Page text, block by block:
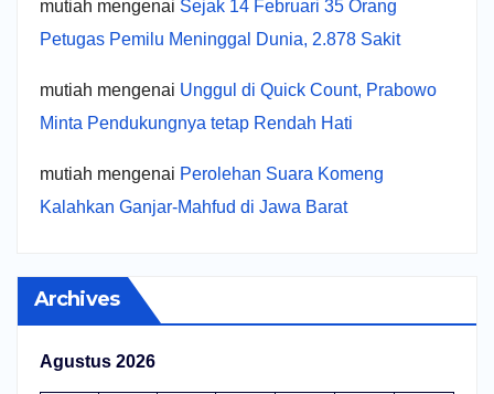
mutiah mengenai Sejak 14 Februari 35 Orang
Petugas Pemilu Meninggal Dunia, 2.878 Sakit
mutiah mengenai Unggul di Quick Count, Prabowo
Minta Pendukungnya tetap Rendah Hati
mutiah mengenai Perolehan Suara Komeng
Kalahkan Ganjar-Mahfud di Jawa Barat
Archives
Agustus 2026